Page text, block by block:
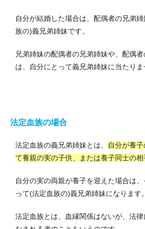
自分が結婚した場合は、配偶者の兄弟
族の)義兄弟姉妹です。
兄弟姉妹の配偶者の兄弟姉妹や、配偶
は、自分にとって義兄弟姉妹に当たりま
法定血族の場合
法定血族の義兄弟姉妹とは、
自分が養
て養親の実の子供、または養子同士の
自分の実の両親が養子を迎えた場合は
って(法定血族の)義兄弟姉妹になります。
法定血族とは、血縁関係はないが、法